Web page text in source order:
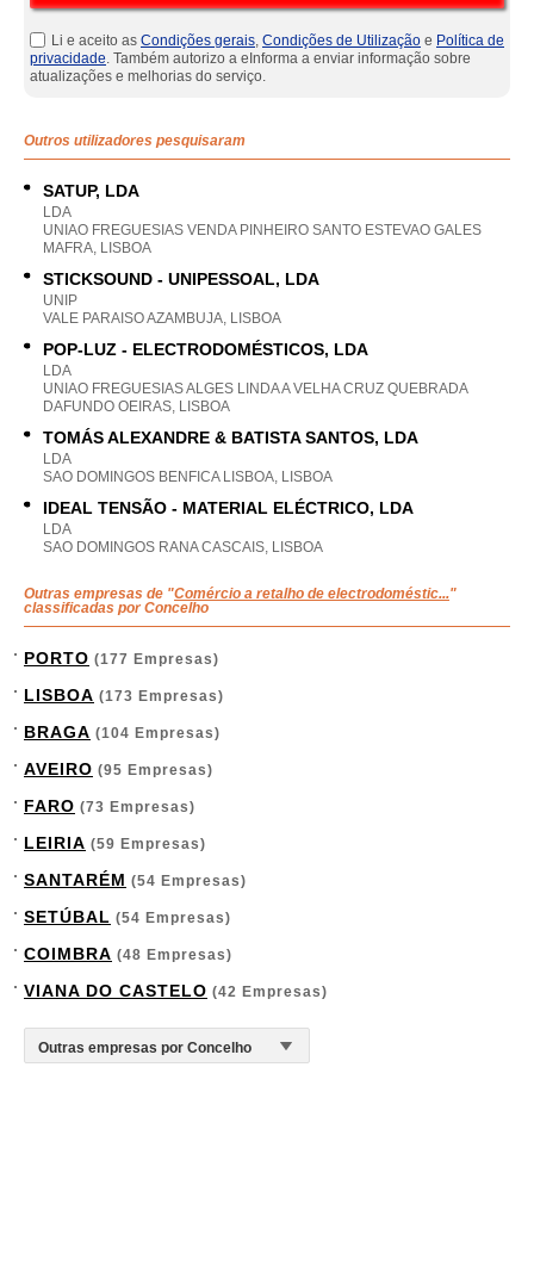
Li e aceito as Condições gerais, Condições de Utilização e Política de
privacidade. Também autorizo a eInforma a enviar informação sobre
atualizações e melhorias do serviço.
Outros utilizadores pesquisaram
SATUP, LDA
LDA
UNIAO FREGUESIAS VENDA PINHEIRO SANTO ESTEVAO GALES
MAFRA, LISBOA
STICKSOUND - UNIPESSOAL, LDA
UNIP
VALE PARAISO AZAMBUJA, LISBOA
POP-LUZ - ELECTRODOMÉSTICOS, LDA
LDA
UNIAO FREGUESIAS ALGES LINDA A VELHA CRUZ QUEBRADA
DAFUNDO OEIRAS, LISBOA
TOMÁS ALEXANDRE & BATISTA SANTOS, LDA
LDA
SAO DOMINGOS BENFICA LISBOA, LISBOA
IDEAL TENSÃO - MATERIAL ELÉCTRICO, LDA
LDA
SAO DOMINGOS RANA CASCAIS, LISBOA
Outras empresas de "Comércio a retalho de electrodoméstic..."
classificadas por Concelho
PORTO (177 Empresas)
LISBOA (173 Empresas)
BRAGA (104 Empresas)
AVEIRO (95 Empresas)
FARO (73 Empresas)
LEIRIA (59 Empresas)
SANTARÉM (54 Empresas)
SETÚBAL (54 Empresas)
COIMBRA (48 Empresas)
VIANA DO CASTELO (42 Empresas)